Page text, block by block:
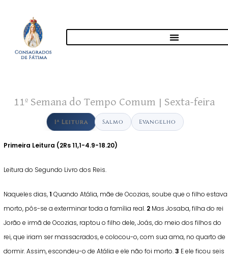
11º Semana do Tempo Comum | Sexta-feira
1ª Leitura Salmo Evangelho
Primeira Leitura (2Rs 11,1-4.9-18.20)
Leitura do Segundo Livro dos Reis.
Naqueles dias,1 Quando Atália, mãe de Ocozias, soube que o filho estava
morto, pôs-se a exterminar toda a família real. 2 Mas Josaba, filha do rei
Jorão e irmã de Ocozias, raptou o filho dele, Joás, do meio dos filhos do
rei, que iriam ser massacrados, e colocou-o, com sua ama, no quarto de
dormir. Assim, escondeu-o de Atália e ele não foi morto.3 E ele ficou seis